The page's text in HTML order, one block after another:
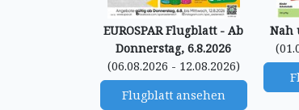
EUROSPAR Flugblatt - Ab
Donnerstag, 6.8.2026
(06.08.2026 - 12.08.2026)
Flugblatt ansehen
Nah